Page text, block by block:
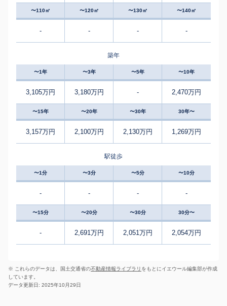
〜110㎡ 〜120㎡ 〜130㎡ 〜140㎡
- - - -
築年
〜1年 〜3年 〜5年 〜10年
3,105万円 3,180万円 - 2,470万円
〜15年 〜20年 〜30年 30年〜
3,157万円 2,100万円 2,130万円 1,269万円
駅徒歩
〜1分 〜3分 〜5分 〜10分
- - - -
〜15分 〜20分 〜30分 30分〜
- 2,691万円 2,051万円 2,054万円
※ これらのデータは、国土交通省の不動産情報ライブラリ をもとにイエウール編集部が作成
しています。
データ更新日: 2025年10月29日